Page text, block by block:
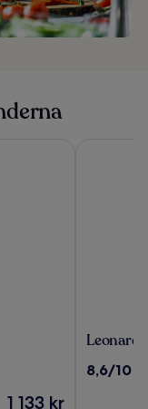
Priset
1 133 kr
Leonardo
8.6
8,6/10